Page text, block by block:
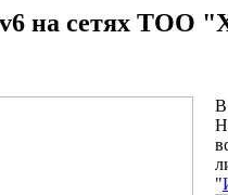
на сетях ТОО
В
"